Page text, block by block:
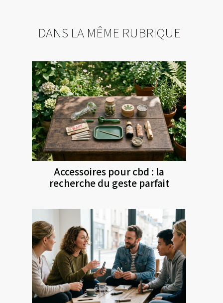
DANS LA MÊME RUBRIQUE
Accessoires pour cbd : la
recherche du geste parfait